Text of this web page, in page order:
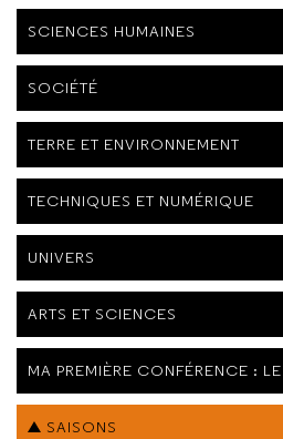
SCIENCES HUMAINES
SOCIÉTÉ
TERRE ET ENVIRONNEMENT
TECHNIQUES ET NUMÉRIQUE
UNIVERS
ARTS ET SCIENCES
MA PREMIÈRE CONFÉRENCE :
SAISONS